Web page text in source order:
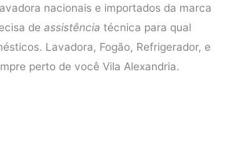
nacionais e importados da marca
deassistência técnica para qual
Lavadora, Fogão, Refrigerador, e
perto de você Vila Alexandria.